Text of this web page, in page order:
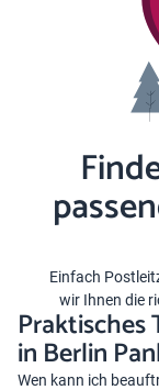
Einfach
wir Ihnen die
Praktisches
in Berlin
Wen kann ich